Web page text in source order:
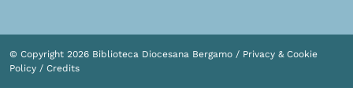
© Copyright 2026 Biblioteca Diocesana Bergamo / Privacy & Cookie
Policy / Credits